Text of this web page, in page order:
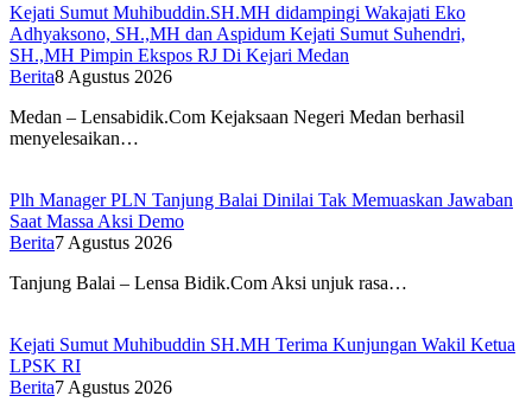
Kejati Sumut Muhibuddin.SH.MH didampingi Wakajati Eko
Adhyaksono, SH.,MH dan Aspidum Kejati Sumut Suhendri,
SH.,MH Pimpin Ekspos RJ Di Kejari Medan
Berita8 Agustus 2026
Medan – Lensabidik.Com Kejaksaan Negeri Medan berhasil
menyelesaikan…
Plh Manager PLN Tanjung Balai Dinilai Tak Memuaskan Jawaban
Saat Massa Aksi Demo
Berita7 Agustus 2026
Tanjung Balai – Lensa Bidik.Com Aksi unjuk rasa…
Kejati Sumut Muhibuddin SH.MH Terima Kunjungan Wakil Ketua
LPSK RI
Berita7 Agustus 2026